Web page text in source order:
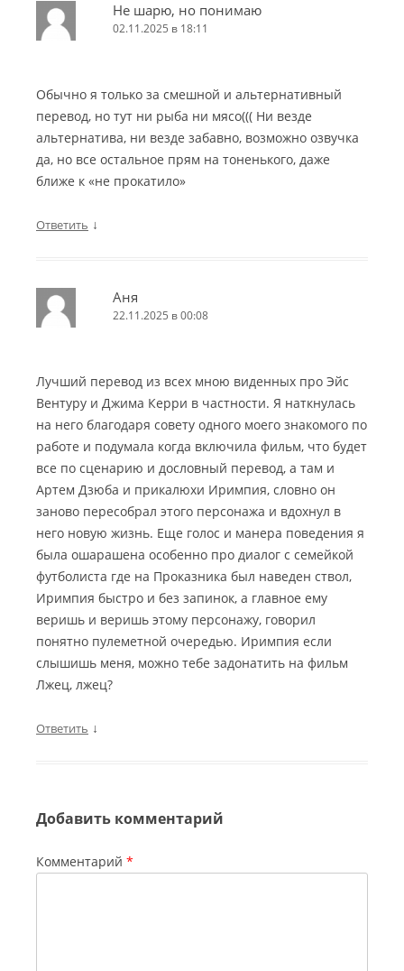
Не шарю, но понимаю
02.11.2025 в 18:11
Обычно я только за смешной и альтернативный
перевод, но тут ни рыба ни мясо((( Ни везде
альтернатива, ни везде забавно, возможно озвучка
да, но все остальное прям на тоненького, даже
ближе к «не прокатило»
Ответить ↓
Аня
22.11.2025 в 00:08
Лучший перевод из всех мною виденных про Эйс
Вентуру и Джима Керри в частности. Я наткнулась
на него благодаря совету одного моего знакомого по
работе и подумала когда включила фильм, что будет
все по сценарию и дословный перевод, а там и
Артем Дзюба и прикалюхи Иримпия, словно он
заново пересобрал этого персонажа и вдохнул в
него новую жизнь. Еще голос и манера поведения я
была ошарашена особенно про диалог с семейкой
футболиста где на Проказника был наведен ствол,
Иримпия быстро и без запинок, а главное ему
веришь и веришь этому персонажу, говорил
понятно пулеметной очередью. Иримпия если
слышишь меня, можно тебе задонатить на фильм
Лжец, лжец?
Ответить ↓
Добавить комментарий
Комментарий *